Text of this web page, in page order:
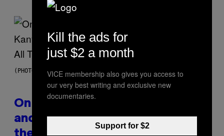
(PHOTO BY DANIEL BOCZARSKI/GETTY IMAGES FOR VEVO)
On This Day 15 Years Ago, Jay-Z
and Kanye West Dropped One of
Kill the ads for
just $2 a month
VICE membership also gives you access to
our very best writing and exclusive new
documentaries.
Support for $2